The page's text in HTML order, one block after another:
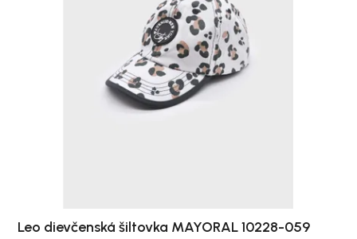
Leo dievčenská šiltovka MAYORAL 10228-059